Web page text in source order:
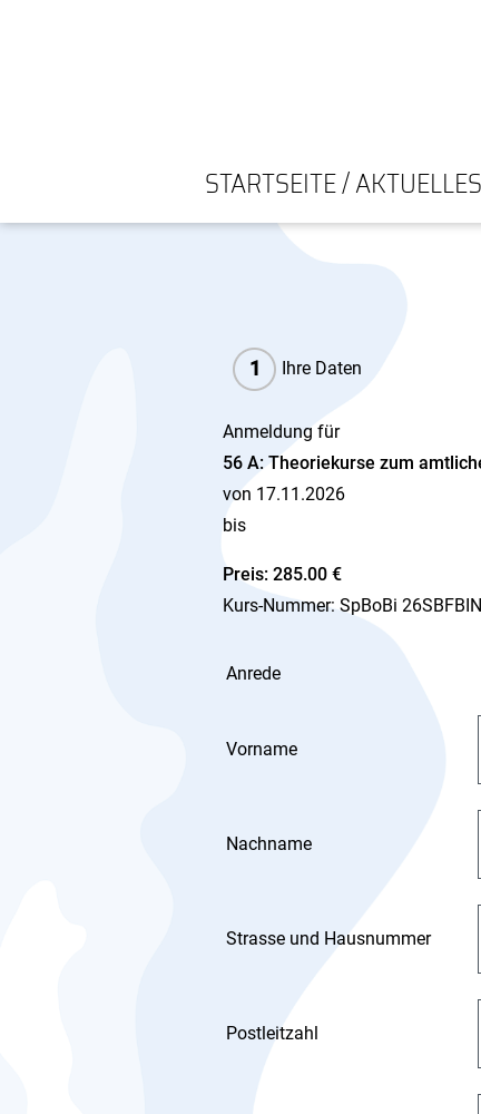
STARTSEITE / AKTUELLES
1 Ihre Daten
Anmeldung für
56 A: Theoriekurse zum
von 17.11.2026
bis
Preis: 285.00 €
Kurs-Nummer: SpBoBi
Anrede
Vorname
Nachname
Strasse und Hausnummer
Postleitzahl